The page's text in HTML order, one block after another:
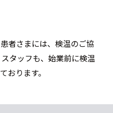
者さまには、検温のご協
タッフも、始業前に検温
おります。